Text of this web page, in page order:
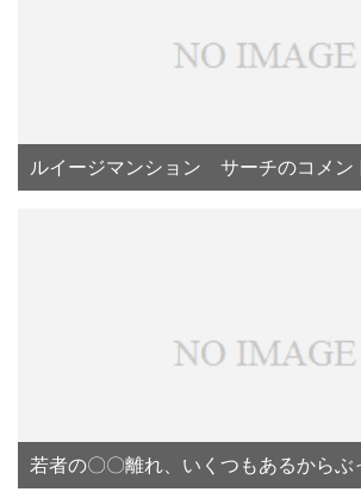
ルイージマンション サーチのコメン
若者の〇〇離れ、いくつもあるからぶ